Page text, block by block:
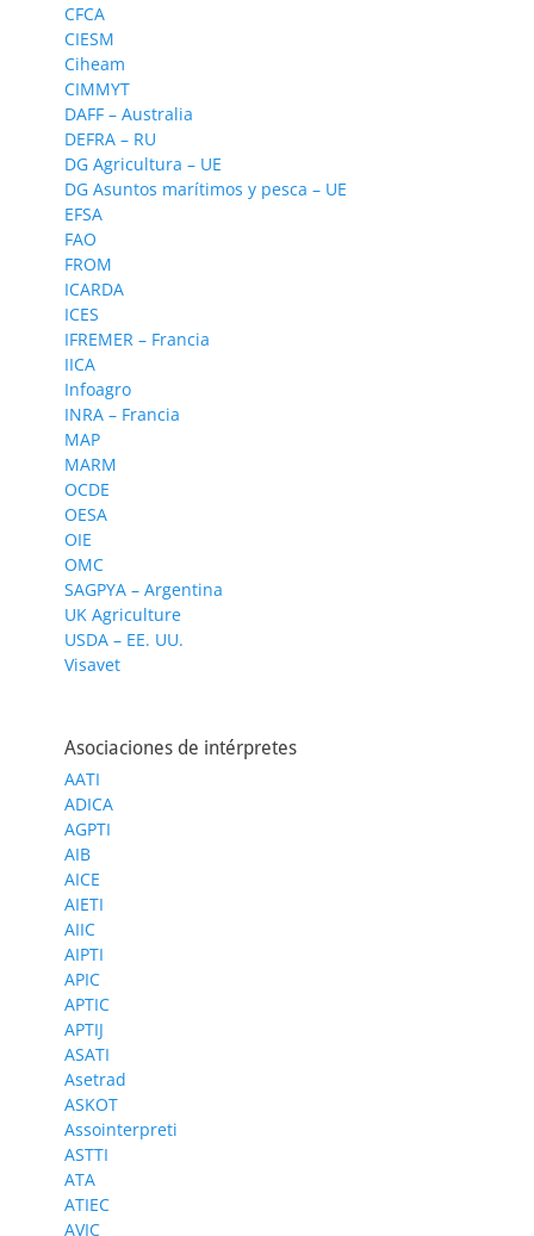
CFCA
CIESM
Ciheam
CIMMYT
DAFF – Australia
DEFRA – RU
DG Agricultura – UE
DG Asuntos marítimos y pesca – UE
EFSA
FAO
FROM
ICARDA
ICES
IFREMER – Francia
IICA
Infoagro
INRA – Francia
MAP
MARM
OCDE
OESA
OIE
OMC
SAGPYA – Argentina
UK Agriculture
USDA – EE. UU.
Visavet
Asociaciones de intérpretes
AATI
ADICA
AGPTI
AIB
AICE
AIETI
AIIC
AIPTI
APIC
APTIC
APTIJ
ASATI
Asetrad
ASKOT
Assointerpreti
ASTTI
ATA
ATIEC
AVIC